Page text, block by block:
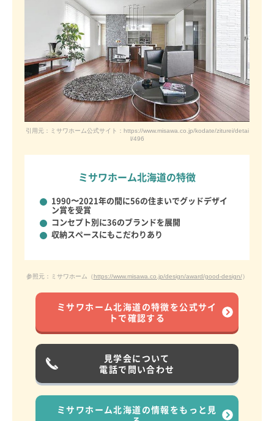
引用元：ミサワホーム公式サイト：https://www.misawa.co.jp/kodate/ziturei/detai
l/496
ミサワホーム北海道の特徴
1990〜2021年の間に56の住まいでグッドデザイ
ン賞を受賞
コンセプト別に36のブランドを展開
収納スペースにもこだわりあり
参照元：ミサワホーム（https://www.misawa.co.jp/design/award/good-design/）
ミサワホーム北海道の特徴を公式サイ
トで確認する
見学会について
電話で問い合わせ
ミサワホーム北海道の情報をもっと見